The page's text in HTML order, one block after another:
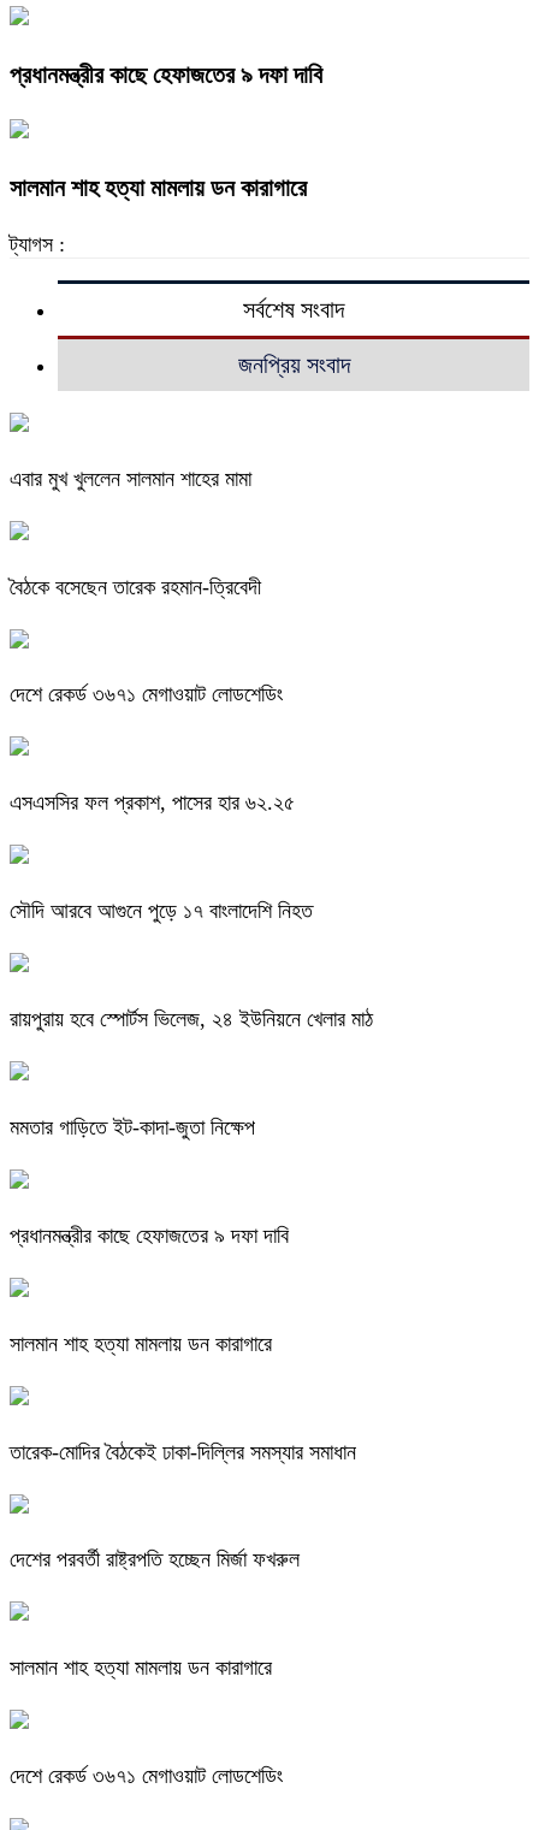
প্রধানমন্ত্রীর কাছে হেফাজতের ৯ দফা দাবি
সালমান শাহ হত্যা মামলায় ডন কারাগারে
ট্যাগস :
সর্বশেষ সংবাদ
জনপ্রিয় সংবাদ
এবার মুখ খুললেন সালমান শাহের মামা
বৈঠকে বসেছেন তারেক রহমান-ত্রিবেদী
দেশে রেকর্ড ৩৬৭১ মেগাওয়াট লোডশেডিং
এসএসসির ফল প্রকাশ, পাসের হার ৬২.২৫
সৌদি আরবে আগুনে পুড়ে ১৭ বাংলাদেশি নিহত
রায়পুরায় হবে স্পোর্টস ভিলেজ, ২৪ ইউনিয়নে খেলার মাঠ
মমতার গাড়িতে ইট-কাদা-জুতা নিক্ষেপ
প্রধানমন্ত্রীর কাছে হেফাজতের ৯ দফা দাবি
সালমান শাহ হত্যা মামলায় ডন কারাগারে
তারেক-মোদির বৈঠকেই ঢাকা-দিল্লির সমস্যার সমাধান
দেশের পরবর্তী রাষ্ট্রপতি হচ্ছেন মির্জা ফখরুল
সালমান শাহ হত্যা মামলায় ডন কারাগারে
দেশে রেকর্ড ৩৬৭১ মেগাওয়াট লোডশেডিং